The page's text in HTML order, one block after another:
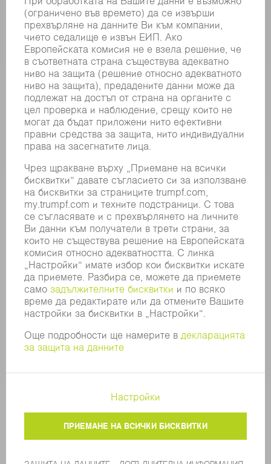
ЛАЗЕР
СИЛОВА ЕЛЕКТРОНИКА
ЕЛЕКТРИЧЕСКИ ИНСТРУМЕНТИ
SMART FACTORY
СОФТУЕР
УСЛУГИ
ПРИЛОЖЕНИЯ
ОТРАСЛИ
КОМПАНИЯТА
КАРИЕРИ
СВОБОДНИ ПОЗИЦИИ
ПРОФИЛ НА КОМПАНИЯТА
УПРАВИТЕЛЕН СЪВЕТ
ГОДИШЕН ДОКЛАД
БИЗНЕС ПРИНЦИПИ
СЪОТВЕТСТВИЕ
СИСТЕМА ЗА ПОДАВАНЕ НА СИГНАЛИ
SECURITY
ПРЕССЪОБЩЕНИЯ
СПИСАНИЯ
УСТОЙЧИВОСТ
КЛИМАТ И ОКОЛНА СРЕДА
СОЦИАЛНИ ВЪПРОСИ И ОБЩЕСТВО
УПРАВЛЕНИЕ НА КОМПАНИЯТА
ЗАЩИТА НА ДАННИТЕ
ОБЩИ УСЛОВИЯ И ДРУГИ ДОКУМЕНТИ
НАСТРОЙКИ ЧАСТНА СФЕРА